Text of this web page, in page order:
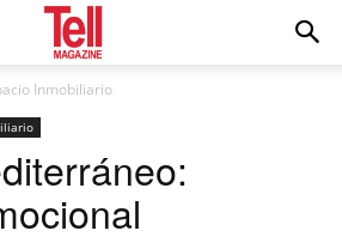
Inmobiliario